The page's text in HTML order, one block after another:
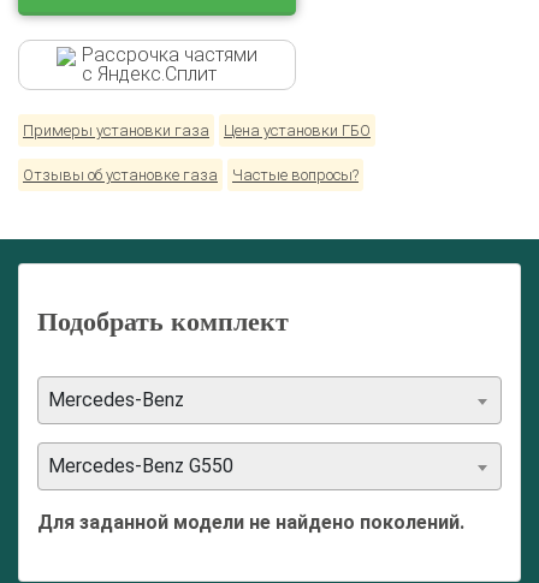
Рассрочка частями
с Яндекс.Сплит
Примеры установки газа Цена установки ГБО
Отзывы об установке газа Частые вопросы?
Подобрать комплект
Mercedes-Benz
Mercedes-Benz G550
Для заданной модели не найдено поколений.